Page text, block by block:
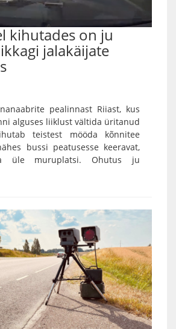
kihutades on ju
jalakäijate
pealinnast Riiast, kus
alguses liiklust vältida üritanud
teistest mööda kõnnitee
bussi peatusesse keeravat,
üle muruplatsi. Ohutus ju